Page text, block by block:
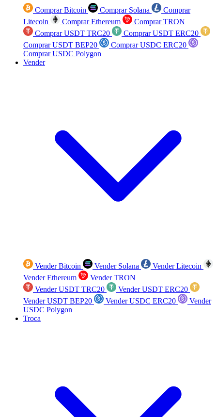
Comprar Bitcoin Comprar Solana
Comprar
Litecoin
Comprar Ethereum
Comprar TRON
Comprar USDT TRC20
Comprar USDT ERC20
Comprar USDT BEP20
Comprar USDC ERC20
Comprar USDC Polygon
Vender
Vender Bitcoin Vender Solana
Vender Litecoin
Vender Ethereum
Vender TRON
Vender USDT TRC20
Vender USDT ERC20
Vender USDT BEP20
Vender USDC ERC20
Vender
USDC Polygon
Troca